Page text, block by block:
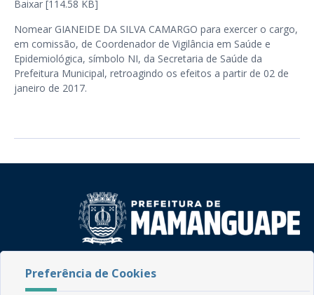
Baixar [114.58 KB]
Nomear GIANEIDE DA SILVA CAMARGO para exercer o cargo,
em comissão, de Coordenador de Vigilância em Saúde e
Epidemiológica, símbolo NI, da Secretaria de Saúde da
Prefeitura Municipal, retroagindo os efeitos a partir de 02 de
janeiro de 2017.
Rua do Imperador, 78, Centro
Preferência de Cookies